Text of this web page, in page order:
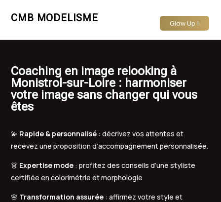
CMB MODELISME Glow Up !
Coaching en image relooking à
Monistrol-sur-Loire : harmoniser
votre image sans changer qui vous
êtes
💫 Rapide & personnalisé : décrivez vos attentes et
recevez une proposition d’accompagnement personnalisée.
👗 Expertise mode : profitez des conseils d’une styliste
certifiée en colorimétrie et morphologie
🌸 Transformation assurée : affirmez votre style et